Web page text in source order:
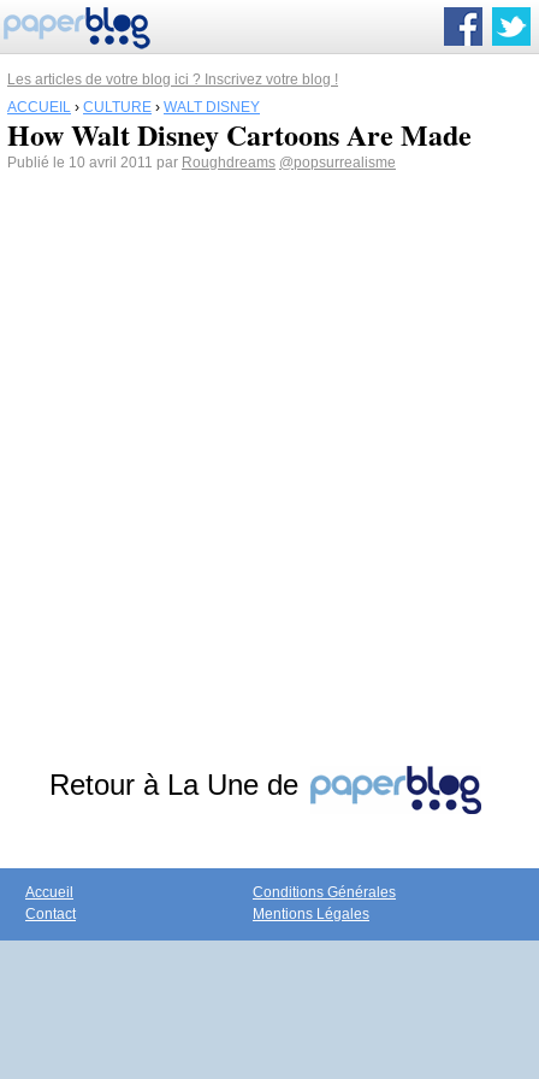
Les articles de votre blog ici ? Inscrivez votre blog !
ACCUEIL › CULTURE › WALT DISNEY
How Walt Disney Cartoons Are Made
Publié le 10 avril 2011 par Roughdreams @popsurrealisme
Retour à La Une de
Accueil
Contact
Conditions Générales
Mentions Légales